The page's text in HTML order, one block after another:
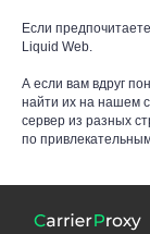
Если
Liquid Web.
А если вам вдруг
найти их на нашем
сервер из разных
по